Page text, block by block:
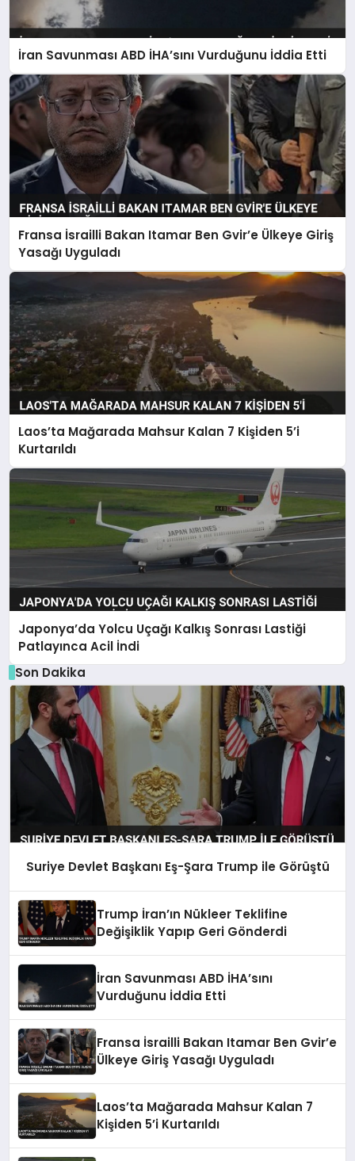
İran Savunması ABD İHA’sını Vurduğunu İddia Etti
Fransa İsrailli Bakan Itamar Ben Gvir’e Ülkeye Giriş
Yasağı Uyguladı
Laos’ta Mağarada Mahsur Kalan 7 Kişiden 5’i
Kurtarıldı
Japonya’da Yolcu Uçağı Kalkış Sonrası Lastiği
Patlayınca Acil İndi
Son Dakika
Suriye Devlet Başkanı Eş-Şara Trump ile Görüştü
Trump İran’ın Nükleer Teklifine
Değişiklik Yapıp Geri Gönderdi
İran Savunması ABD İHA’sını
Vurduğunu İddia Etti
Fransa İsrailli Bakan Itamar Ben Gvir’e
Ülkeye Giriş Yasağı Uyguladı
Laos’ta Mağarada Mahsur Kalan 7
Kişiden 5’i Kurtarıldı